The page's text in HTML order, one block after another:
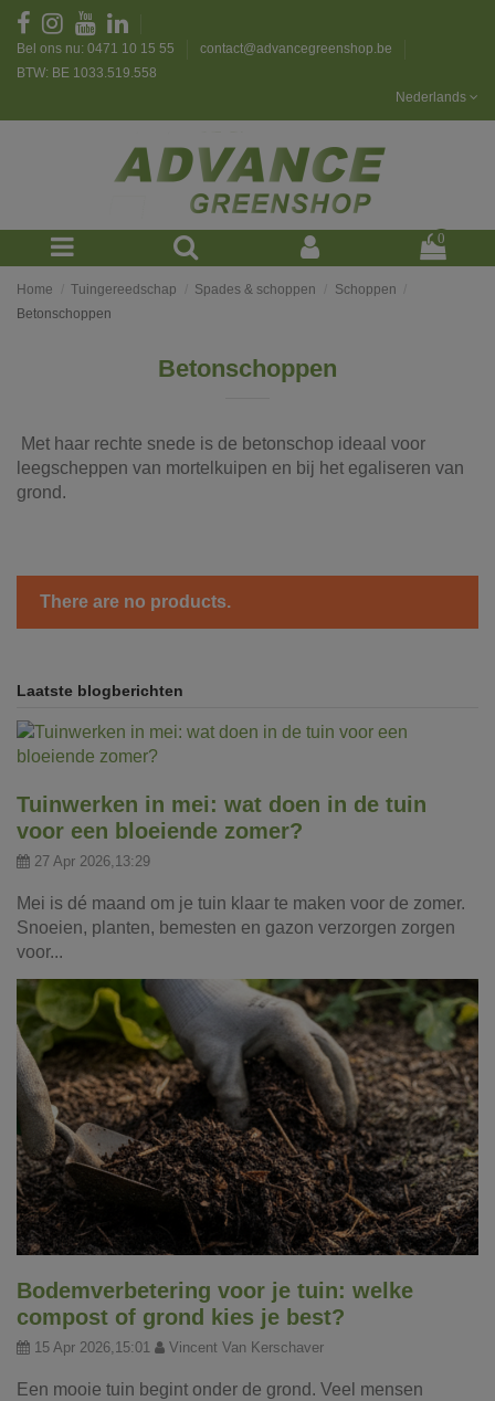
Bel ons nu: 0471 10 15 55
contact@advancegreenshop.be
BTW: BE 1033.519.558
Nederlands
0
Home Tuingereedschap Spades & schoppen
Schoppen
Betonschoppen
Betonschoppen
Met haar rechte snede is de betonschop ideaal voor
leegscheppen van mortelkuipen en bij het egaliseren van
grond.
There are no products.
Laatste blogberichten
Tuinwerken in mei: wat doen in de tuin
voor een bloeiende zomer?
27 Apr 2026,13:29
Mei is dé maand om je tuin klaar te maken voor de zomer.
Snoeien, planten, bemesten en gazon verzorgen zorgen
voor...
Bodemverbetering voor je tuin: welke
compost of grond kies je best?
15 Apr 2026,15:01 Vincent Van Kerschaver
Een mooie tuin begint onder de grond. Veel mensen